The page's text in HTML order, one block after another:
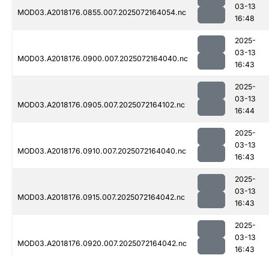
MOD03.A2018176.0855.007.2025072164054.nc
03-13
16:48
MOD03.A2018176.0900.007.2025072164040.nc
2025-
03-13
16:43
MOD03.A2018176.0905.007.2025072164102.nc
2025-
03-13
16:44
MOD03.A2018176.0910.007.2025072164040.nc
2025-
03-13
16:43
MOD03.A2018176.0915.007.2025072164042.nc
2025-
03-13
16:43
MOD03.A2018176.0920.007.2025072164042.nc
2025-
03-13
16:43